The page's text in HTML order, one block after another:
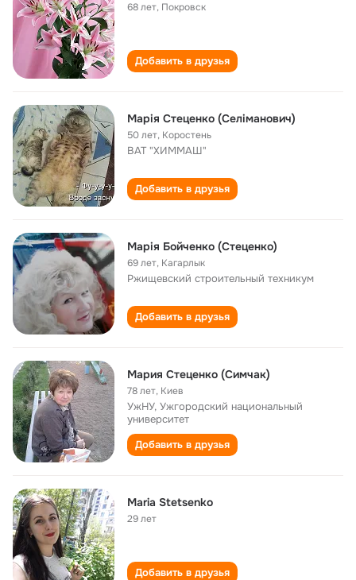
68 лет, Покровск
Добавить в друзья
Марія Стеценко (Селіманович)
50 лет, Коростень
ВАТ "ХИММАШ"
Добавить в друзья
Марія Бойченко (Стеценко)
69 лет, Кагарлык
Ржищевский строительный техникум
Добавить в друзья
Мария Стеценко (Симчак)
78 лет, Киев
УжНУ, Ужгородский национальный
университет
Добавить в друзья
Maria Stetsenko
29 лет
Добавить в друзья